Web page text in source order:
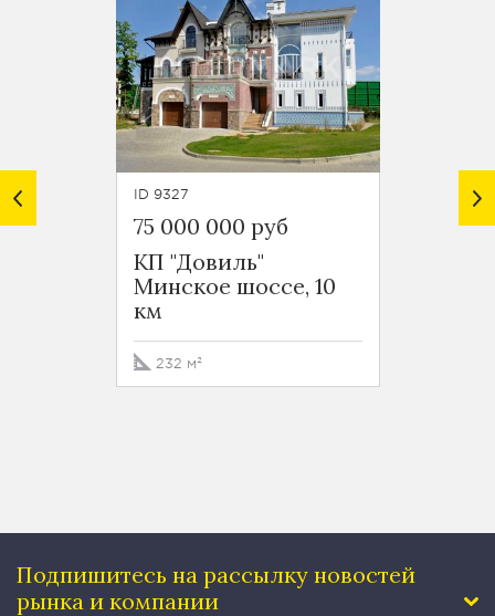
ID 9327
75 000 000 руб
КП "Довиль"
Минское шоссе, 10
км
232 м²
ID 9450
80
Подпишитесь на рассылку новостей
рынка и компании